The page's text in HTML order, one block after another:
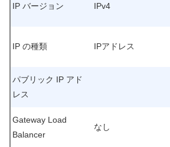
IP バージョン IPv4
IP の種類 IPアドレス
パブリック IP アド
レス
Gateway Load
Balancer
なし